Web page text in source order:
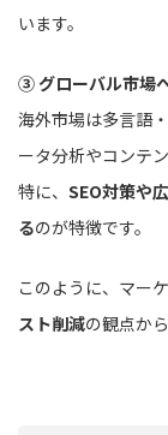
います。
③ グローバル市場
海外市場は多言語
ータ分析やコンテ
特に、 SEO対策や
るのが特徴です。
このように、マー
スト削減の観点か